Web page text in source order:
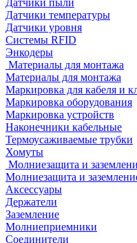
Датчики пыли
Датчики температуры
Датчики уровня
Системы RFID
Энкодеры
Материалы для монтажа
Материалы для монтажа
Маркировка для кабеля и
Маркировка оборудования
Маркировка устройств
Наконечники кабельные
Термоусаживаемые трубки
Хомуты
Молниезащита и
Молниезащита и
Аксессуары
Держатели
Заземление
Молниеприемники
Соединители